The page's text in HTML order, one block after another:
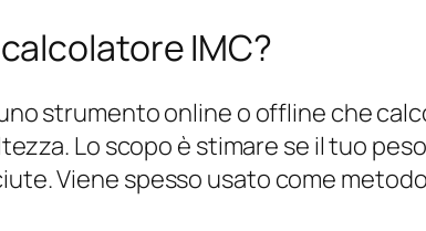
IMC?
strumento online o offline che
Lo scopo è stimare se il tuo
Viene spesso usato come